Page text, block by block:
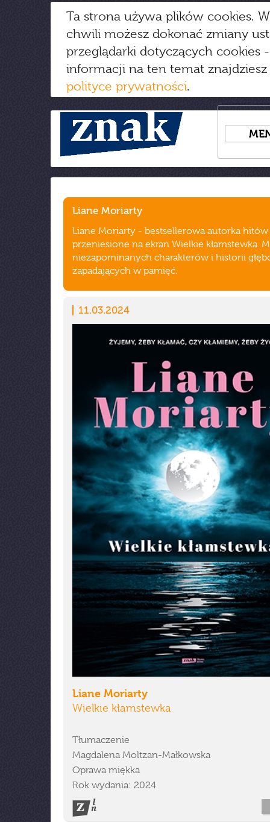
Ta strona używa plików cookies.
chwili możesz dokonać zmiany
przeglądarki dotyczących cookies
informacji na ten temat
polityce prywatności.
Liane Moriarty
Liane Moriarty - bestsellerowa autorka hitów
przeniesione na ekran Wielkie kłamstewka.
niezapominanych charakterów i historii
zapadających w pamięć.
11.03.2024
Liane Moriarty
Wielkie kłamstewka
Tłumaczenie
Magdalena Moltzan-Małkowska
Oprawa miękka
Rok wydania: 2024